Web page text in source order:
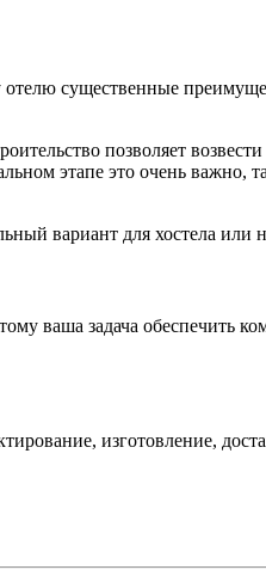
существенные
позволяет
этапе это очень важно,
вариант для хостела или
ваша задача обеспечить
изготовление,